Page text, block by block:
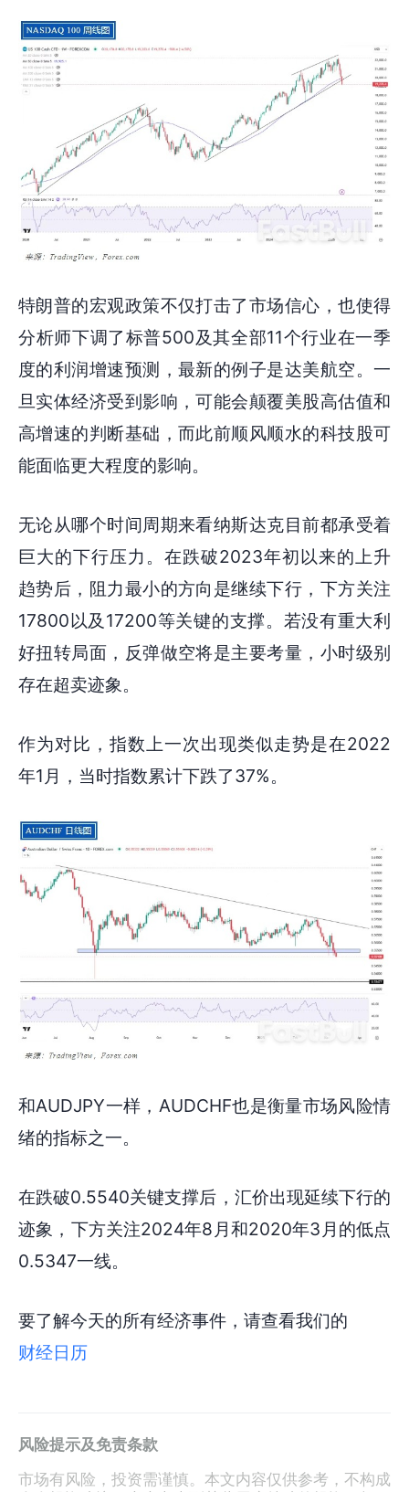
特朗普的宏观政策不仅打击了市场信心，也使得
分析师下调了标普500及其全部11个行业在一季
度的利润增速预测，最新的例子是达美航空。一
旦实体经济受到影响，可能会颠覆美股高估值和
高增速的判断基础，而此前顺风顺水的科技股可
能面临更大程度的影响。
无论从哪个时间周期来看纳斯达克目前都承受着
巨大的下行压力。在跌破2023年初以来的上升
趋势后，阻力最小的方向是继续下行，下方关注
17800以及17200等关键的支撑。若没有重大利
好扭转局面，反弹做空将是主要考量，小时级别
存在超卖迹象。
作为对比，指数上一次出现类似走势是在2022
年1月，当时指数累计下跌了37%。
和AUDJPY一样，AUDCHF也是衡量市场风险情
绪的指标之一。
在跌破0.5540关键支撑后，汇价出现延续下行的
迹象，下方关注2024年8月和2020年3月的低点
0.5347一线。
要了解今天的所有经济事件，请查看我们的
财经日历
风险提示及免责条款
市场有风险，投资需谨慎。本文内容仅供参考，不构成